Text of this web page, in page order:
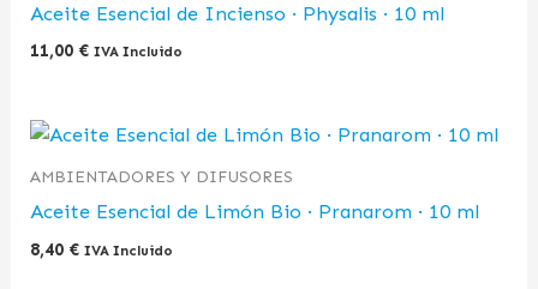
Aceite Esencial de Incienso · Physalis · 10 ml
11,00 € IVA Incluido
AMBIENTADORES Y DIFUSORES
Aceite Esencial de Limón Bio · Pranarom · 10 ml
8,40 € IVA Incluido